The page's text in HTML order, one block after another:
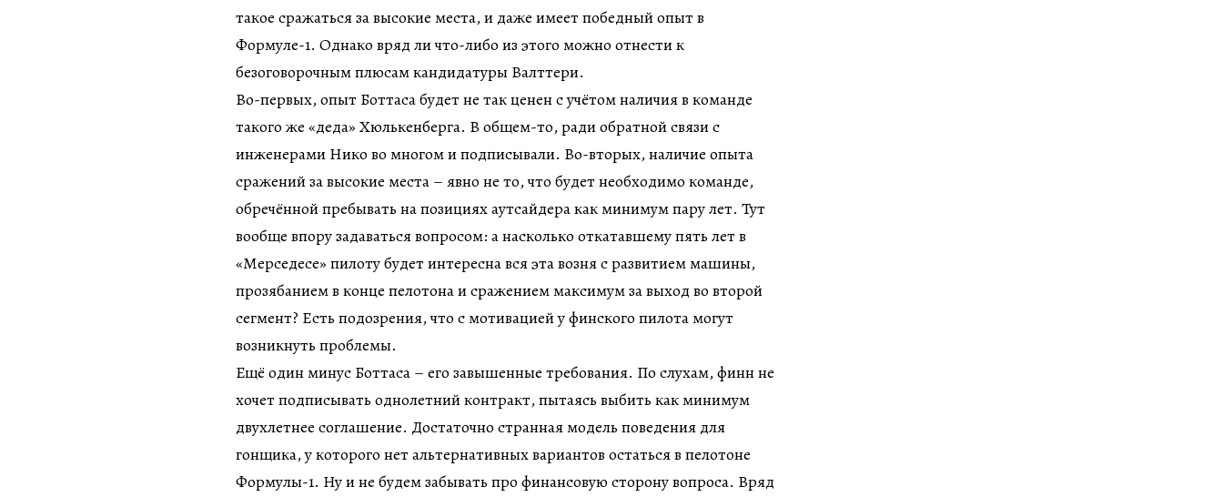
такое сражаться за высокие места, и даже имеет победный опыт в
Формуле-1. Однако вряд ли что-либо из этого можно отнести к
безоговорочным плюсам кандидатуры Валттери.
Во-первых, опыт Боттаса будет не так ценен с учётом наличия в команде
такого же «деда» Хюлькенберга. В общем-то, ради обратной связи с
инженерами Нико во многом и подписывали. Во-вторых, наличие опыта
сражений за высокие места – явно не то, что будет необходимо команде,
обречённой пребывать на позициях аутсайдера как минимум пару лет. Тут
вообще впору задаваться вопросом: а насколько откатавшему пять лет в
«Мерседесе» пилоту будет интересна вся эта возня с развитием машины,
прозябанием в конце пелотона и сражением максимум за выход во второй
сегмент? Есть подозрения, что с мотивацией у финского пилота могут
возникнуть проблемы.
Ещё один минус Боттаса – его завышенные требования. По слухам, финн не
хочет подписывать однолетний контракт, пытаясь выбить как минимум
двухлетнее соглашение. Достаточно странная модель поведения для
гонщика, у которого нет альтернативных вариантов остаться в пелотоне
Формулы-1. Ну и не будем забывать про финансовую сторону вопроса. Вряд